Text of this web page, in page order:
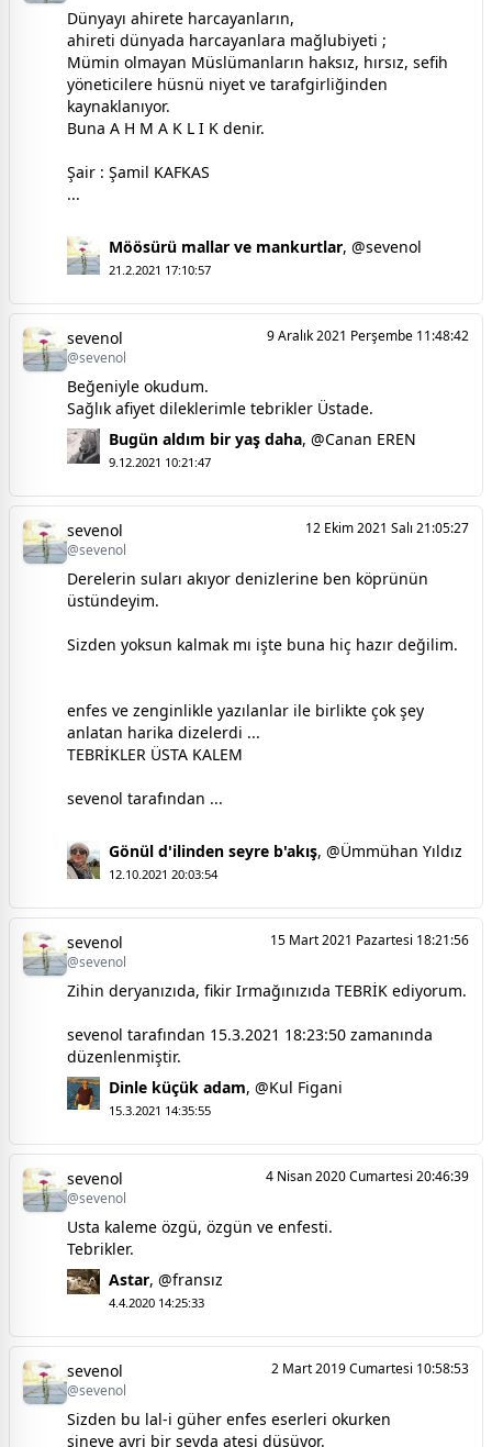
Dünyayı ahirete harcayanların,
ahireti dünyada harcayanlara mağlubiyeti ;
Mümin olmayan Müslümanların haksız, hırsız, sefih
yöneticilere hüsnü niyet ve tarafgirliğinden
kaynaklanıyor.
Buna A H M A K L I K denir.
Şair : Şamil KAFKAS
...
Möösürü mallar ve mankurtlar, @sevenol
21.2.2021 17:10:57
sevenol
@sevenol
9 Aralık 2021 Perşembe 11:48:42
Beğeniyle okudum.
Sağlık afiyet dileklerimle tebrikler Üstade.
Bugün aldım bir yaş daha, @Canan EREN
9.12.2021 10:21:47
sevenol
@sevenol
12 Ekim 2021 Salı 21:05:27
Derelerin suları akıyor denizlerine ben köprünün
üstündeyim.
Sizden yoksun kalmak mı işte buna hiç hazır değilim.
enfes ve zenginlikle yazılanlar ile birlikte çok şey
anlatan harika dizelerdi ...
TEBRİKLER ÜSTA KALEM
sevenol tarafından ...
Gönül d'ilinden seyre b'akış, @Ümmühan Yıldız
12.10.2021 20:03:54
sevenol
@sevenol
15 Mart 2021 Pazartesi 18:21:56
Zihin deryanızıda, fikir Irmağınızıda TEBRİK ediyorum.
sevenol tarafından 15.3.2021 18:23:50 zamanında
düzenlenmiştir.
Dinle küçük adam, @Kul Figani
15.3.2021 14:35:55
sevenol
@sevenol
4 Nisan 2020 Cumartesi 20:46:39
Usta kaleme özgü, özgün ve enfesti.
Tebrikler.
Astar, @fransız
4.4.2020 14:25:33
sevenol
@sevenol
2 Mart 2019 Cumartesi 10:58:53
Sizden bu lal-i güher enfes eserleri okurken
sineye ayri bir sevda ateşi düşüyor.